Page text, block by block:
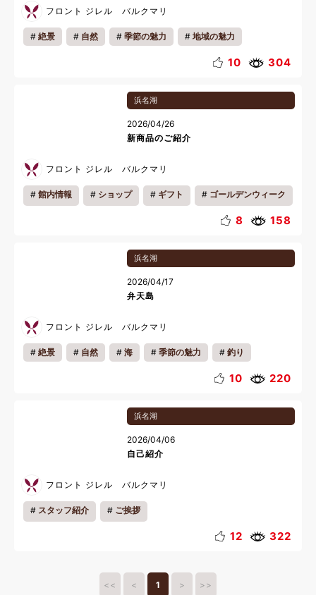
フロント ジレル バルクマリ
絶景 自然 季節の魅力 地域の魅力
10 304
浜名湖
2026/04/26
新商品のご紹介
フロント ジレル バルクマリ
館内情報 ショップ ギフト ゴールデンウィーク
8 158
浜名湖
2026/04/17
弁天島
フロント ジレル バルクマリ
絶景 自然 海 季節の魅力 釣り
10 220
浜名湖
2026/04/06
自己紹介
フロント ジレル バルクマリ
スタッフ紹介 ご挨拶
12 322
<< < 1 > >>